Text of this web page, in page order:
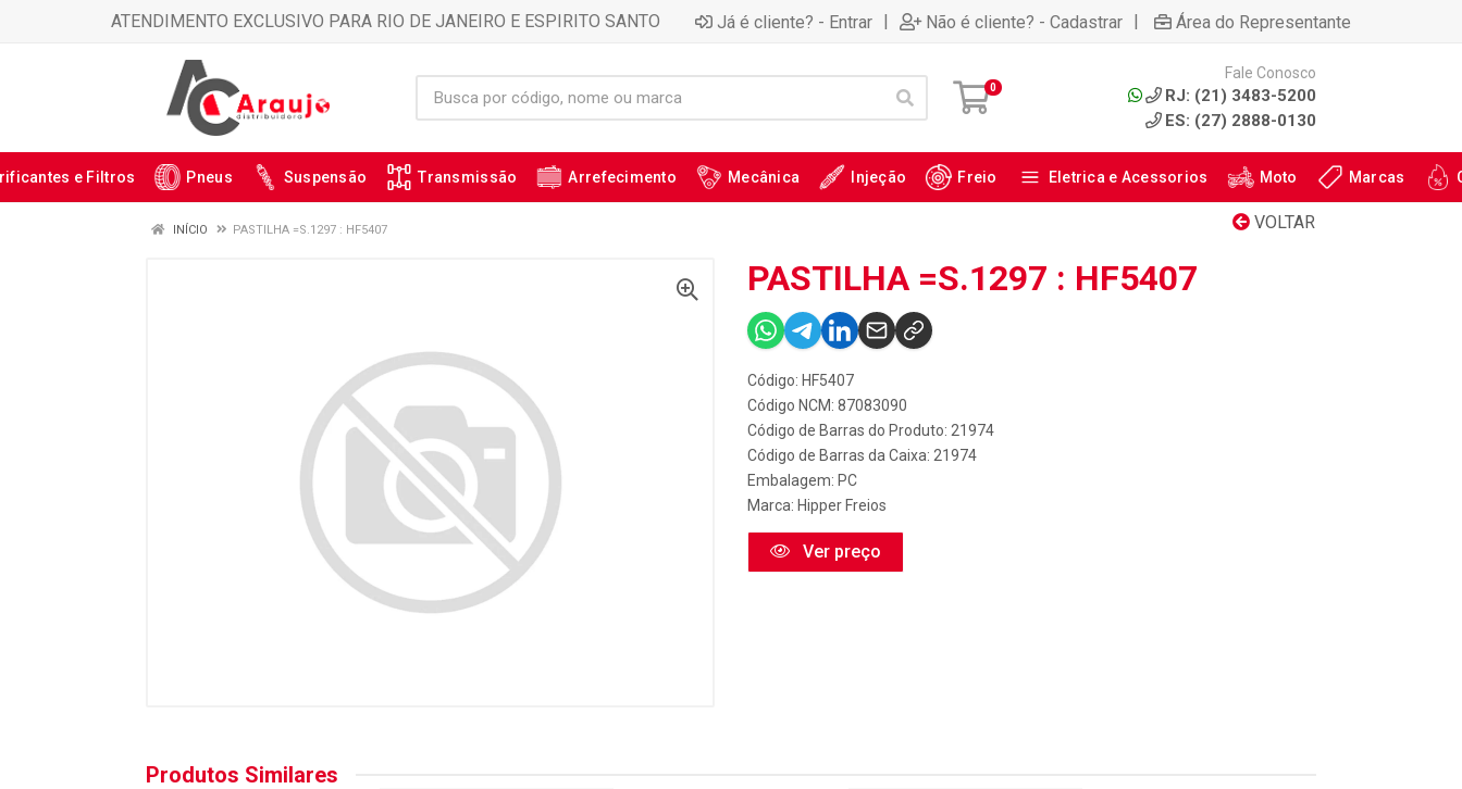
ATENDIMENTO EXCLUSIVO PARA RIO DE JANEIRO E ESPIRITO SANTO Já é cliente? - Entrar | Não é cliente? - Cadastrar | Área do Representante
0
Fale Conosco
RJ: (21) 3483-5200
ES: (27) 2888-0130
e Filtros Pneus Suspensão Transmissão Arrefecimento Mecânica Injeção Freio Eletrica e Acessorios Moto Marcas
VOLTAR
INÍCIO PASTILHA =S.1297 : HF5407
PASTILHA =S.1297 : HF5407
Código: HF5407
Código NCM: 87083090
Código de Barras do Produto: 21974
Código de Barras da Caixa: 21974
Embalagem: PC
Marca: Hipper Freios
Ver preço
Produtos Similares